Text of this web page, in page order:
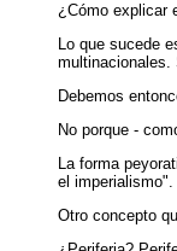
¿Cómo explicar
Lo que sucede
multinacionales.
Debemos
No porque -
La forma
el
Otro concepto